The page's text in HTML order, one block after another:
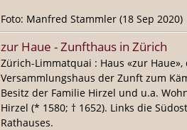
Foto: Manfred Stammler (18 Sep 2020)
zur Haue - Zunfthaus in Zürich
Zürich-Limmatquai : Haus «zur Haue»,
Versammlungshaus der Zunft zum
Besitz der Familie Hirzel und u.a.
Hirzel (* 1580; † 1652). Links die
Rathauses.